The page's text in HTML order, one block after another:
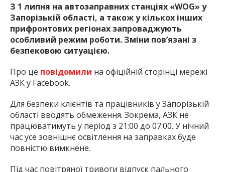
З 1 липня на автозаправних станціях «WOG» у
Запорізькій області, а також у кількох інших
прифронтових регіонах запроваджують
особливий режим роботи. Зміни пов’язані з
безпековою ситуацією.
Про це повідомили на офіційній сторінці мережі
АЗК у Facebook.
Для безпеки клієнтів та працівників у Запорізькій
області вводять обмеження. Зокрема, АЗК не
працюватимуть у період з 21:00 до 07:00. У нічний
час усе зовнішнє освітлення на заправках буде
повністю вимкнене.
Під час повітряної тривоги відпуск пального